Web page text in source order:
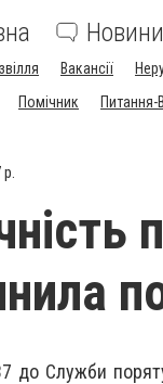
Новини
Вакансії
Помічник Питання-
до Служби